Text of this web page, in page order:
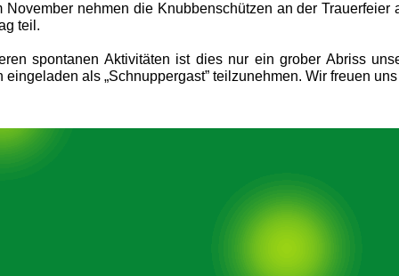
November nehmen die Knubbenschützen an der Trauerfeier
teil.
spontanen Aktivitäten ist dies nur ein grober Abriss
eingeladen als „Schnuppergast” teilzunehmen. Wir freuen